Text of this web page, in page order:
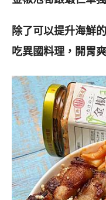
除了可以提升海鮮
吃異國料理，開胃